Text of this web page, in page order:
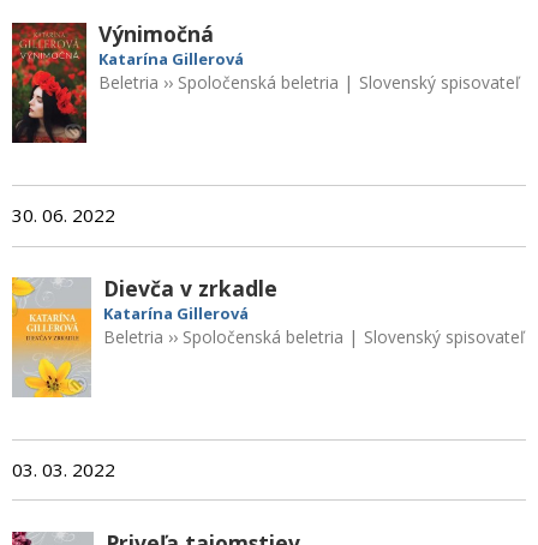
Výnimočná
Katarína Gillerová
Beletria ›› Spoločenská beletria | Slovenský spisovateľ
30. 06. 2022
Dievča v zrkadle
Katarína Gillerová
Beletria ›› Spoločenská beletria | Slovenský spisovateľ
03. 03. 2022